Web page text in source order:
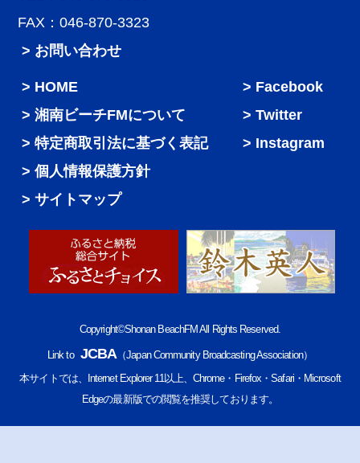
FAX：046-870-3323
> お問い合わせ
HOME
湘南ビーチFMについて
特定商取引法に基づく表記
個人情報保護方針
サイトマップ
Facebook
Twitter
Instagram
Copyright©Shonan BeachFM All Rights Reserved.
Link to JCBA（Japan Community Broadcasting Association）
本サイトでは、Internet Explorer 11以上、Chrome・Firefox・Safari・Microsoft
Edgeの最新版での閲覧を推奨しております。